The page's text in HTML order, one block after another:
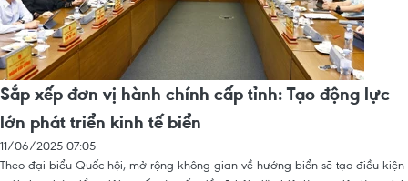
Sắp xếp đơn vị hành chính cấp tỉnh: Tạo động lực
lớn phát triển kinh tế biển
11/06/2025 07:05
Theo đại biểu Quốc hội, mở rộng không gian về hướng biển sẽ tạo điều kiện